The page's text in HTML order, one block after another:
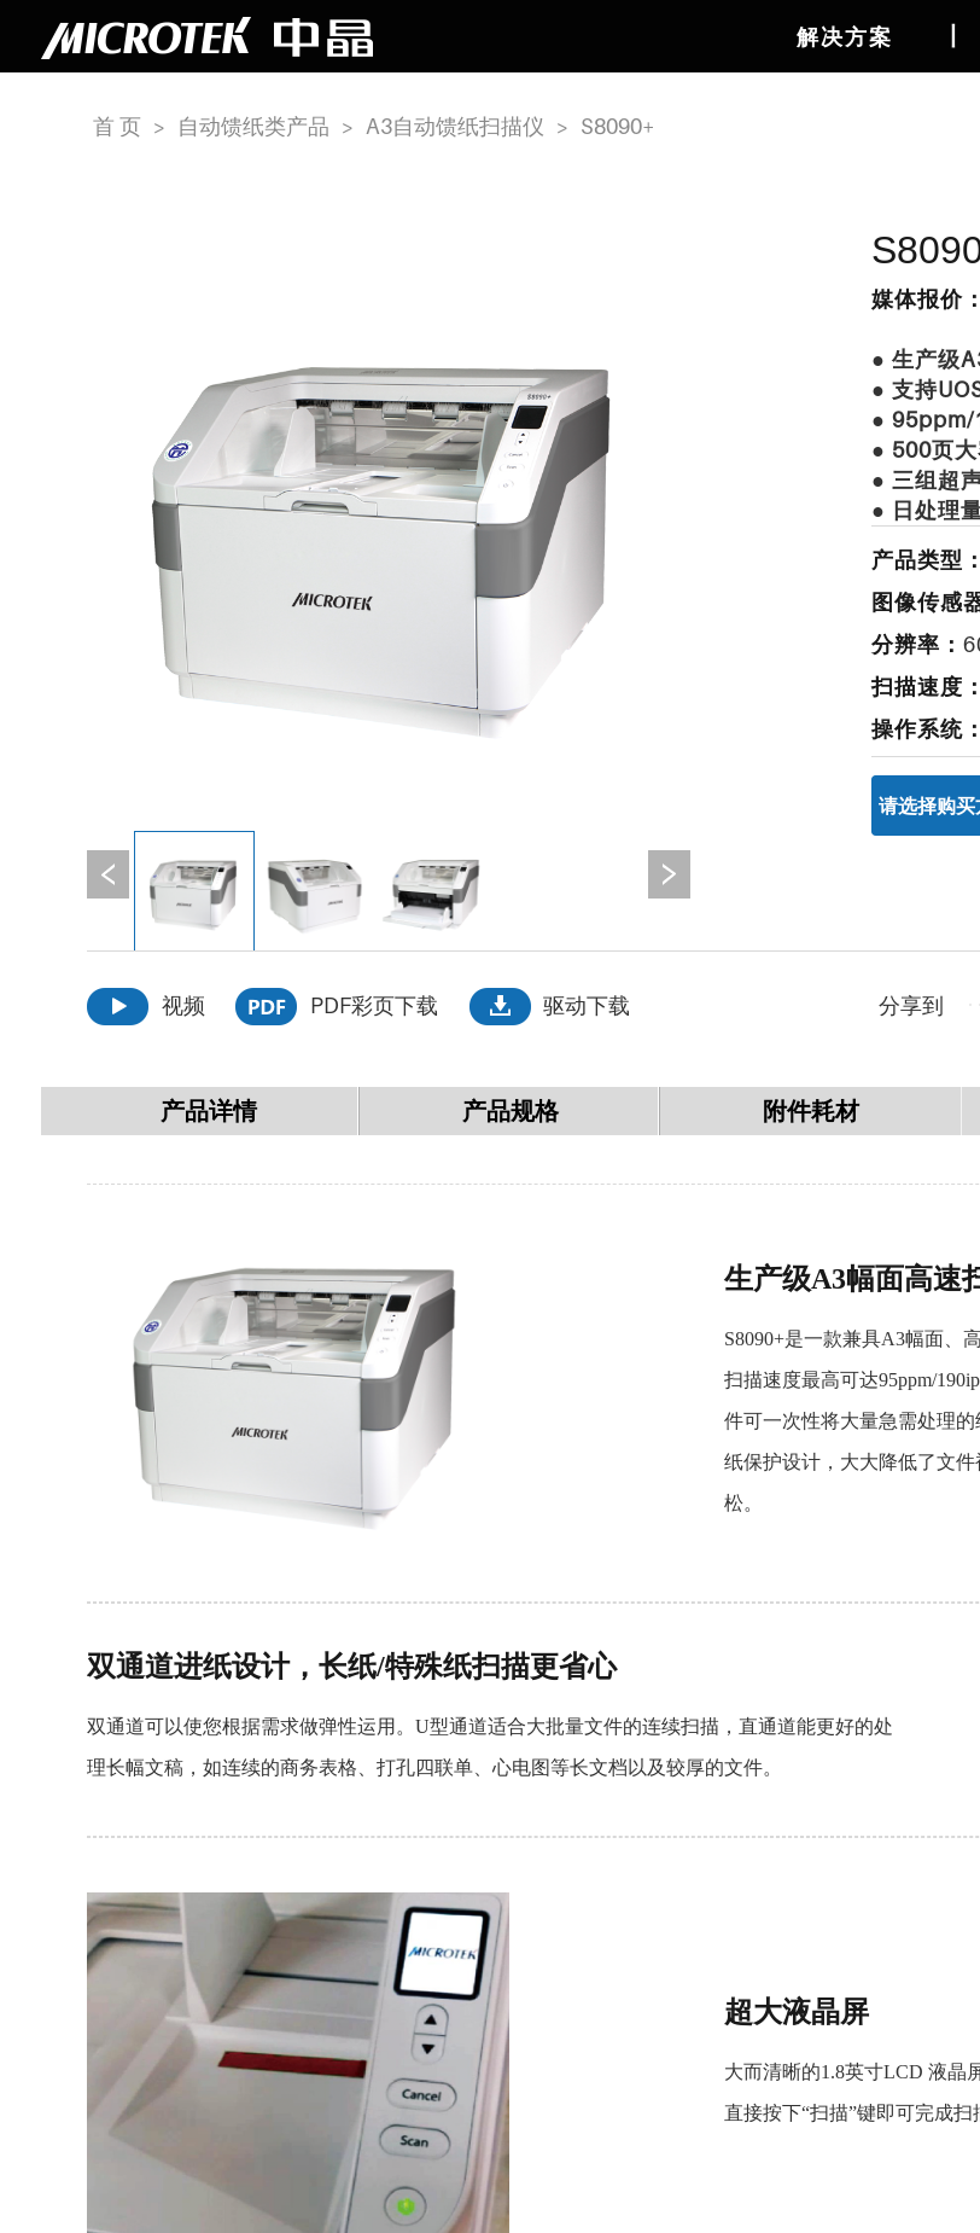
解决方案
首 页 > 自动馈纸类产品 > A3自动馈纸扫描仪 > S8090+
媒体报价：
● 生产级
● 支持
● 95ppm/
● 500页
● 三组超
● 日处理
产品类型：
图像传感
分辨率：
扫描速度：
操作系统：
视频 PDF彩页下载 驱动下载 分享到
产品详情 产品规格 附件耗材
生产级A3幅面高速
S8090+是一款兼具A3幅面、
扫描速度最高可达95ppm/
件可一次性将大量急需处理
纸保护设计，大大降低了文
松。
双通道进纸设计，长纸/特殊纸扫描更省心
双通道可以使您根据需求做弹性运用。U型通道适合大批量文件的连续扫描，直通道能更好的处
理长幅文稿，如连续的商务表格、打孔四联单、心电图等长文档以及较厚的文件。
超大液晶屏
大而清晰的1.8英寸LCD 液晶
直接按下“扫描”键即可完成